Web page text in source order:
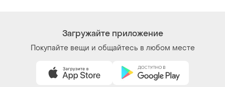
Загружайте приложение
Покупайте вещи и общайтесь в любом месте